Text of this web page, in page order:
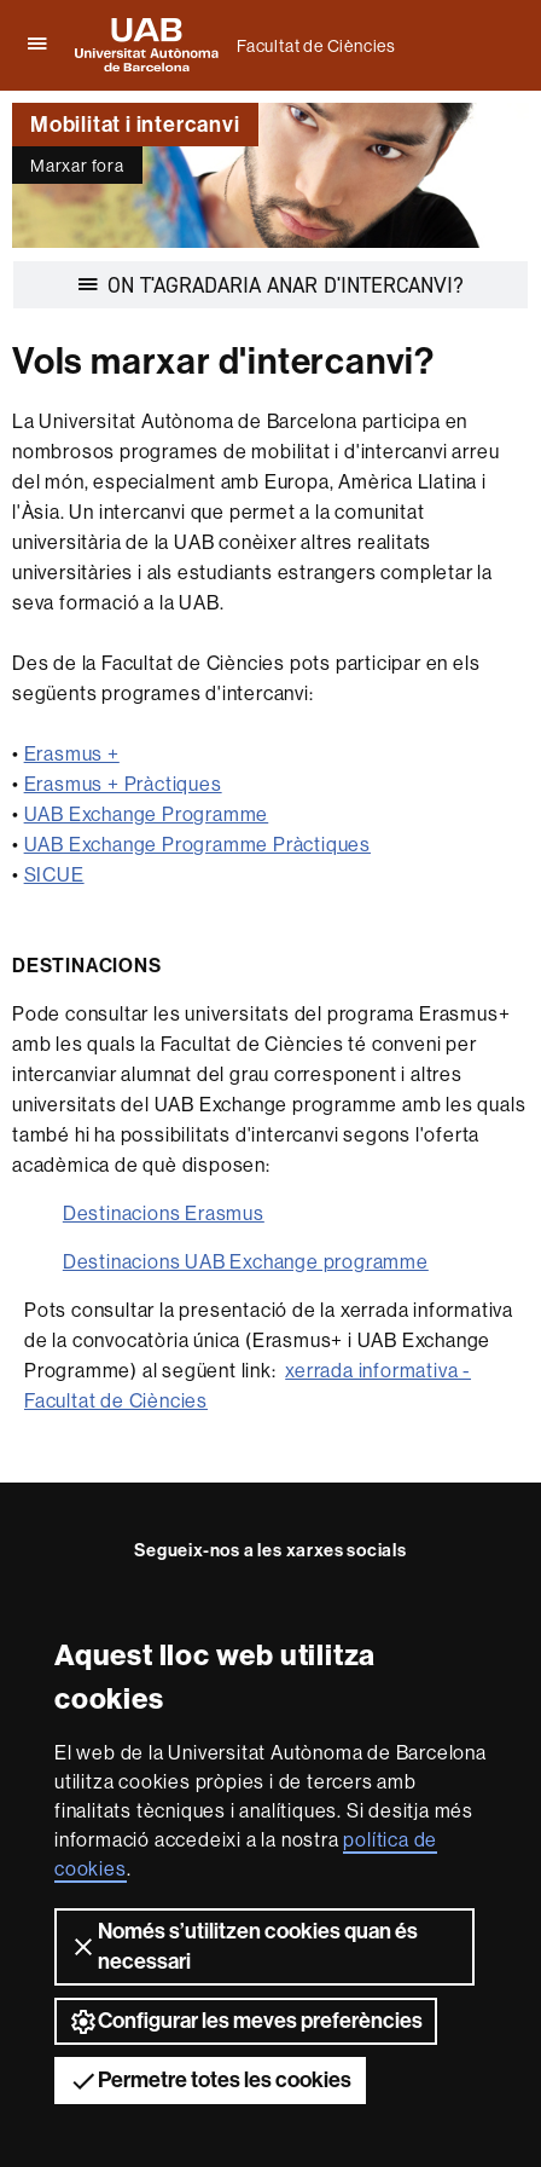
Aquest lloc web utilitza
cookies
El web de la Universitat Autònoma de Barcelona
utilitza cookies pròpies i de tercers amb
finalitats tècniques i analítiques. Si desitja més
informació accedeixi a la nostrapolítica de
cookies.
Només s’utilitzen cookies quan és
necessari
Configurar les meves preferències
Permetre totes les cookies
per
desplegar
el
menú
de
Facultat
Ciències
Universitat
Autònoma
de
Barcelona
Facultat de Ciències
Mobilitat i intercanvi
Marxar fora
ON T'AGRADARIA ANAR D'INTERCANVI?Desplegar
Vols marxar d'intercanvi?
La Universitat Autònoma de Barcelona participa en
nombrosos programes de mobilitat i d'intercanvi arreu
del món, especialment amb Europa, Amèrica Llatina i
l'Àsia. Un intercanvi que permet a la comunitat
universitària de la UAB conèixer altres realitats
universitàries i als estudiants estrangers completar la
seva formació a la UAB.
Des de la Facultat de Ciències pots participar en els
següents programes d'intercanvi:
• Erasmus +
• Erasmus + Pràctiques
• UAB Exchange Programme
• UAB Exchange Programme Pràctiques
• SICUE
DESTINACIONS
Pode consultar les universitats del programa Erasmus+
amb les quals la Facultat de Ciències té conveni per
intercanviar alumnat del grau corresponent i altres
universitats del UAB Exchange programme amb les quals
també hi ha possibilitats d'intercanvi segons l'oferta
acadèmica de què disposen:
Destinacions Erasmus
Destinacions UAB Exchange programme
Pots consultar la presentació de la xerrada informativa
de la convocatòria única (Erasmus+ i UAB Exchange
Programme) al següent link:xerrada informativa -
Facultat de Ciències
Segueix-nos a les xarxes socials
Reconeixement internacional de l'excel·lència
in
Research
-
Euraxess
Amb el finançament de
Sobre
aquest
web
Avís legal
web Accessibilitat web Mapa del web UAB
2026 Universitat Autònoma de Barcelona